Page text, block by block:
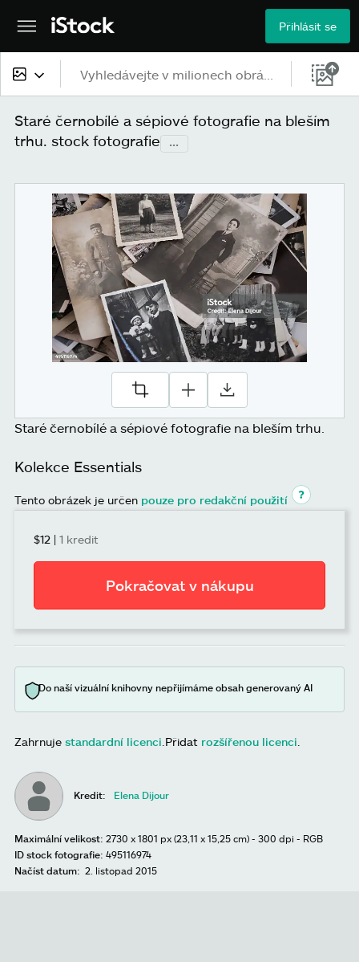
Přihlásit se
Veškerý obsah
Obrázky
Fotografie
Ilustrace
Vektory
Videa
Staré černobílé a sépiové fotografie na bleším
trhu. stock fotografie
...
Staré černobílé a sépiové fotografie na bleším trhu.
Kolekce Essentials
Tento obrázek je určen pouze pro redakční použití
$12 | 1 kredit
Pokračovat v nákupu
Do naší vizuální knihovny nepřijímáme obsah generovaný AI
Zahrnuje standardní licenci Přidat rozšířenou licenci
Kredit: Elena Dijour
Maximální velikost: 2730 x 1801 px (23,11 x 15,25 cm) - 300 dpi - RGB
ID stock fotografie: 495116974
Načíst datum: 2. listopad 2015